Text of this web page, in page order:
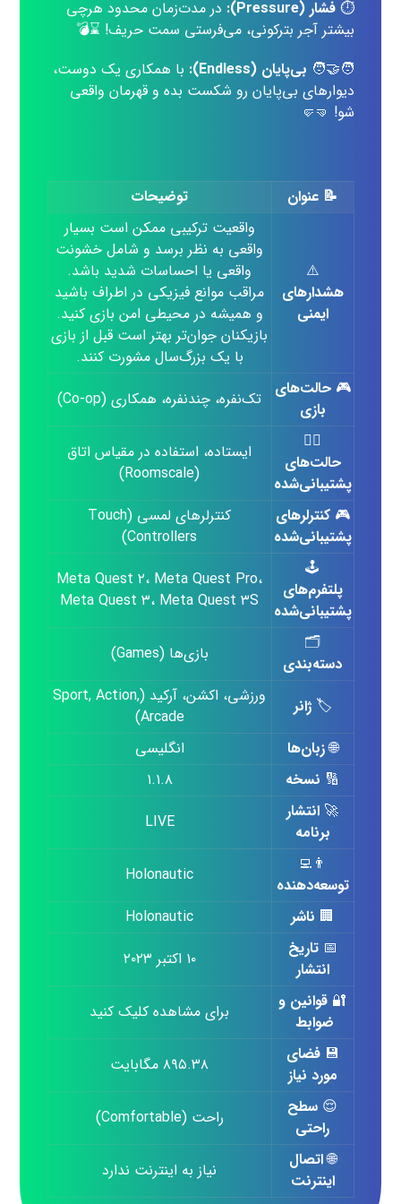
⏱فشار (Pressure):
در مدت‌زمان محدود هرچی
بیشتر آجر بترکونی، می‌فرستی سمت حریف! ⌛💣
🧑‍🤝‍🧑 بی‌پایان (Endless):
با همکاری یک دوست،
دیوارهای بی‌پایان رو شکست بده و قهرمان واقعی
شو! 🤜🤛
📝 عنوان توضیحات
⚠️
هشدارهای
ایمنی
واقعیت ترکیبی ممکن است بسیار
واقعی به نظر برسد و شامل خشونت
واقعی یا احساسات شدید باشد.
مراقب موانع فیزیکی در اطراف باشید
و همیشه در محیطی امن بازی کنید.
بازیکنان جوان‌تر بهتر است قبل از بازی
با یک بزرگ‌سال مشورت کنند.
🎮حالت‌های
بازی
تک‌نفره، چندنفره، همکاری (Co-op)
🧍‍♂️
حالت‌های
پشتیبانی‌شده
ایستاده، استفاده در مقیاس اتاق
(Roomscale)
🎮کنترلرهای
پشتیبانی‌شده
کنترلرهای لمسی (Touch
Controllers)
🕹
پلتفرم‌های
پشتیبانی‌شده
Meta Quest ۲، Meta Quest Pro،
Meta Quest ۳، Meta Quest ۳S
🗂
دسته‌بندی
بازی‌ها (Games)
🏷ژانر
ورزشی، اکشن، آرکید (Sport, Action,
Arcade)
🌐زبان‌ها
انگلیسی
🔢 نسخه
۱.۱.۸
🚀 انتشار
برنامه
LIVE
👨‍💻
توسعه‌دهنده
Holonautic
🏢 ناشر
Holonautic
📅تاریخ
انتشار
۱۰ اکتبر ۲۰۲۳
🔐 قوانین و
ضوابط
برای مشاهده کلیک کنید
💾فضای
مورد نیاز
۸۹۵.۳۸ مگابایت
😌 سطح
راحتی
راحت (Comfortable)
🌐اتصال
اینترنت
نیاز به اینترنت ندارد